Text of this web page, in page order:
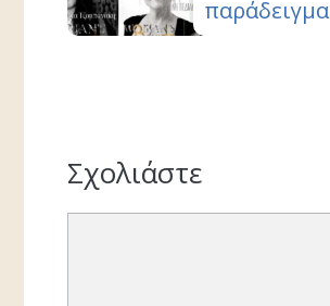
παράδειγμα
Σχολιάστε